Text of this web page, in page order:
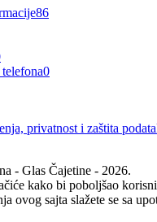
86
0
privatnost i zaštita
- Glas Čajetine - 2026.
kako bi poboljšao
ovog sajta slažete se sa